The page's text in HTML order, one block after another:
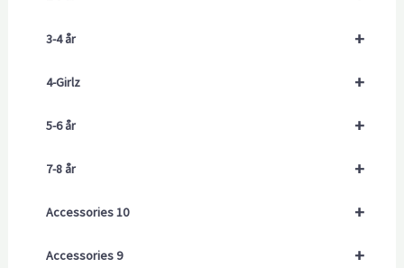
+
3-4 år
+
4-Girlz
+
5-6 år
+
7-8 år
+
Accessories 10
+
Accessories 9